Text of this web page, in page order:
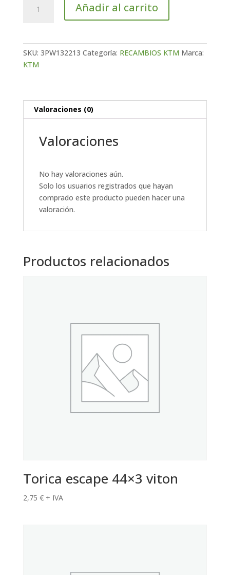
PHASE
Añadir al carrito
SKU: 3PW132213 Categoría: RECAMBIOS KTM Marca:
KTM
Valoraciones (0)
Valoraciones
No hay valoraciones aún.
Solo los usuarios registrados que hayan
comprado este producto pueden hacer una
valoración.
Productos relacionados
Torica escape 44×3 viton
2,75 € + IVA